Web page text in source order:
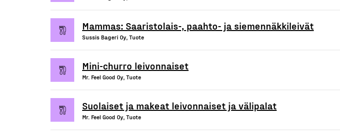
Mammas: Saaristolais-, paahto- ja siemennäkkileivät
Sussis Bageri Oy, Tuote
Mini-churro leivonnaiset
Mr. Feel Good Oy, Tuote
Suolaiset ja makeat leivonnaiset ja välipalat
Mr. Feel Good Oy, Tuote